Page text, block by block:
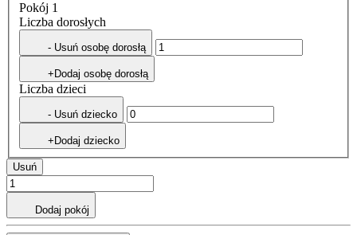
Pokój 1
Liczba dorosłych
- Usuń osobę dorosłą
+Dodaj osobę dorosłą
Liczba dzieci
- Usuń dziecko
+Dodaj dziecko
Usuń
Dodaj pokój